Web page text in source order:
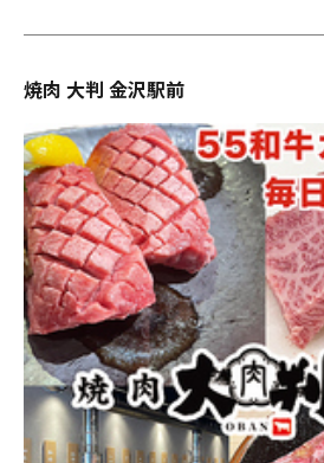
焼肉 大判 金沢駅前